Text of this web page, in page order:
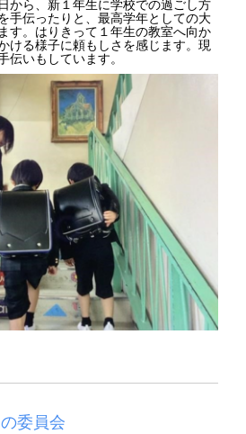
手伝ったりと、最高学年としての大
す。はりきって１年生の教室へ向か
ける様子に頼もしさを感じます。現
伝いもしています。
委員会